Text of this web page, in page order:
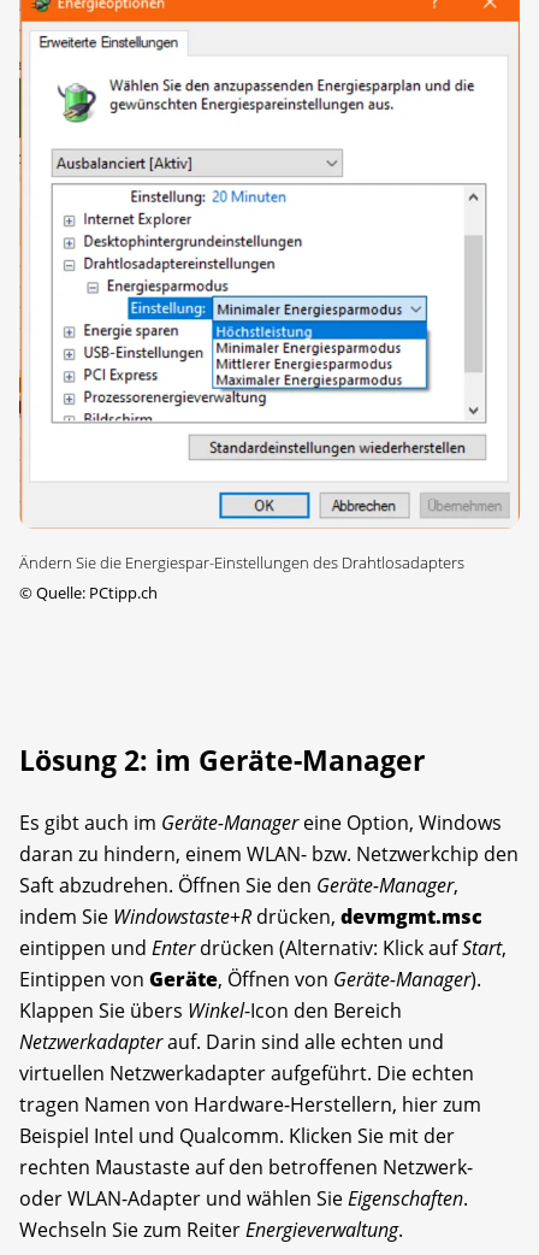
Ändern Sie die Energiespar-Einstellungen des Drahtlosadapters
©Quelle: PCtipp.ch
Lösung 2: im Geräte-Manager
Es gibt auch im Geräte-Managereine Option, Windows
daran zu hindern, einem WLAN- bzw. Netzwerkchip den
Saft abzudrehen. Öffnen Sie den Geräte-Manager,
indem Sie Windowstaste+R drücken, devmgmt.msc
eintippen und Enterdrücken (Alternativ: Klick aufStart,
Eintippen von Geräte, Öffnen von Geräte-Manager).
Klappen Sie übers Winkel-Icon den Bereich
Netzwerkadapterauf. Darin sind alle echten und
virtuellen Netzwerkadapter aufgeführt. Die echten
tragen Namen von Hardware-Herstellern, hier zum
Beispiel Intel und Qualcomm. Klicken Sie mit der
rechten Maustaste auf den betroffenen Netzwerk-
oder WLAN-Adapter und wählen SieEigenschaften.
Wechseln Sie zum ReiterEnergieverwaltung.